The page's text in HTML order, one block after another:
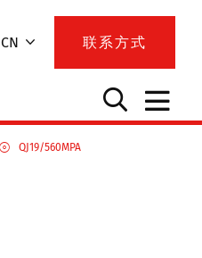
CN 联系方式
QJ19/560MPA